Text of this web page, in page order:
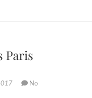
Paris
No